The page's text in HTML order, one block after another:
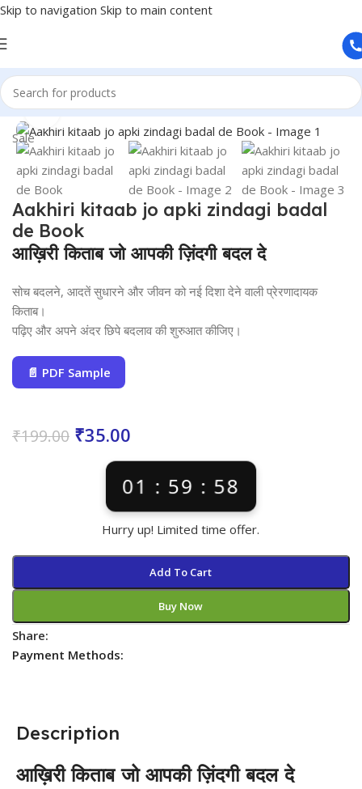
Skip to navigation Skip to main content
Home/Books
Sale
Click to enlarge
Aakhiri kitaab jo apki zindagi badal
de Book
आख़िरी किताब जो आपकी ज़िंदगी बदल दे
सोच बदलने, आदतें सुधारने और जीवन को नई दिशा देने वाली प्रेरणादायक
किताब।
पढ़िए और अपने अंदर छिपे बदलाव की शुरुआत कीजिए।
📄 PDF Sample
₹199.00 ₹35.00
01 : 59 : 57
Hurry up! Limited time offer.
Add To Cart
Buy Now
Share:
Payment Methods:
Description
आख़िरी किताब जो आपकी ज़िंदगी बदल दे